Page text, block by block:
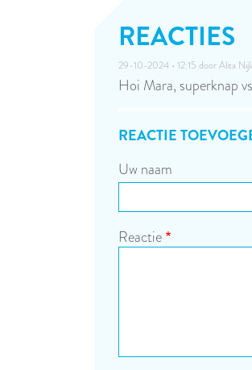
REACTIES
29-10-2024 • 12:15 doorAlita
Hoi Mara, superknap
REACTIE
Uw naam
Reactie